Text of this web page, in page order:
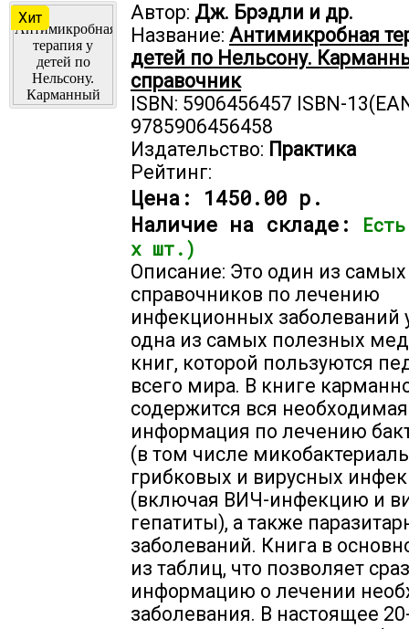
Хит Автор: Дж. Брэдли и др.
Название: Антимикробная
детей по Нельсону.
справочник
ISBN: 5906456457 ISBN-
9785906456458
Издательство: Практика
Рейтинг:
Цена: 1450.00 р.
Наличие на складе:
х шт.)
Описание: Это один из
справочников по лечению
инфекционных заболеваний
одна из самых полезных
книг, которой пользуются
всего мира. В книге
содержится вся необходимая
информация по лечению
(в том числе
грибковых и вирусных
(включая ВИЧ-инфекцию и
гепатиты), а также
заболеваний. Книга в
из таблиц, что позволяет
информацию о лечении
заболевания. В настоящее